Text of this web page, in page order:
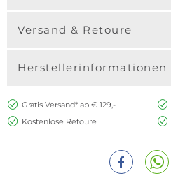
Versand & Retoure
Herstellerinformationen
Gratis Versand* ab € 129,-
Kostenlose Retoure